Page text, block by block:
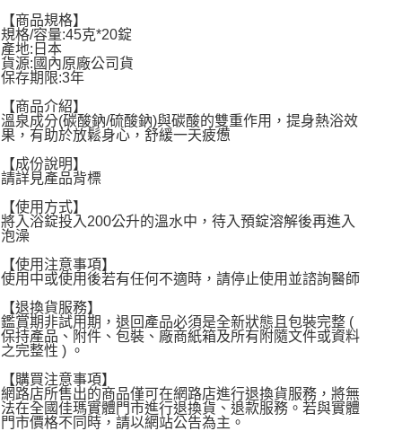
每筆NT$120，滿NT$1,999(含以上)免運費
【商品規格】
規格/容量:45克*20錠
產地:日本
貨源:國內原廠公司貨
保存期限:3年
【商品介紹】
溫泉成分(碳酸鈉/硫酸鈉)與碳酸的雙重作用，提身熱浴效
果，有助於放鬆身心，舒緩一天疲憊
【成份說明】
請詳見產品背標
【使用方式】
將入浴錠投入200公升的溫水中，待入預錠溶解後再進入
泡澡
【使用注意事項】
使用中或使用後若有任何不適時，請停止使用並諮詢醫師
【退換貨服務】
鑑賞期非試用期，退回產品必須是全新狀態且包裝完整 (
保持產品、附件、包裝、廠商紙箱及所有附隨文件或資料
之完整性 ) 。
【購買注意事項】
網路店所售出的商品僅可在網路店進行退換貨服務，將無
法在全國佳瑪實體門市進行退換貨、退款服務。若與實體
門市價格不同時，請以網站公告為主。